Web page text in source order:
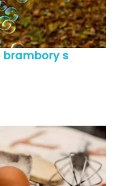
brambory s